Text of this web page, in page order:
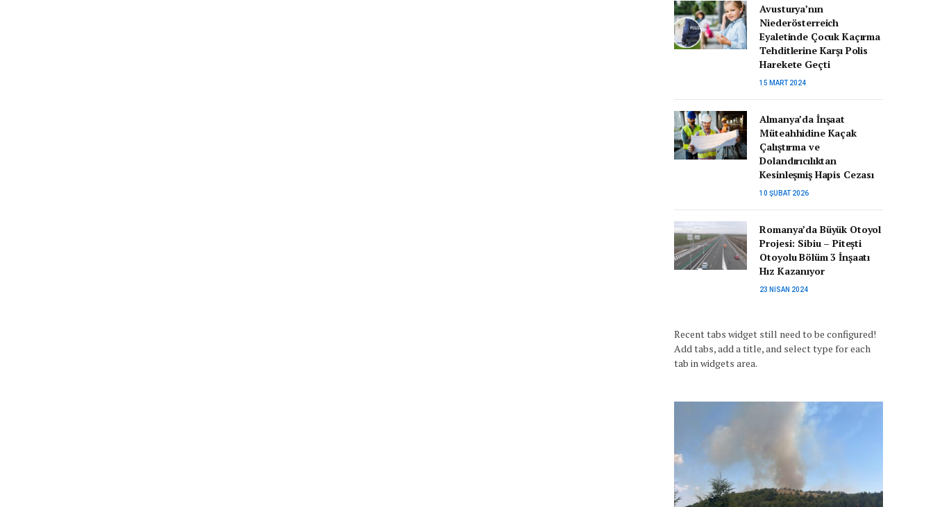
Avusturya’nın
Niederösterreich
Eyaletinde Çocuk Kaçırma
Tehditlerine Karşı Polis
Harekete Geçti
15 MART 2024
Almanya’da İnşaat
Müteahhidine Kaçak
Çalıştırma ve
Dolandırıcılıktan
Kesinleşmiş Hapis Cezası
10 ŞUBAT 2026
Romanya’da Büyük Otoyol
Projesi: Sibiu – Pitești
Otoyolu Bölüm 3 İnşaatı
Hız Kazanıyor
23 NISAN 2024
Recent tabs widget still need to be configured!
Add tabs, add a title, and select type for each
tab in widgets area.